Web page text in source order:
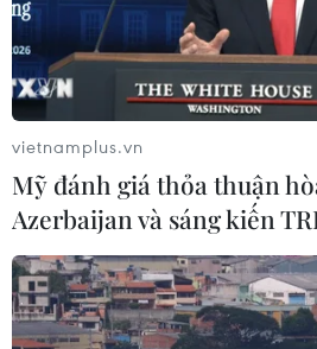
Công nghệ Robot Da
nâng cao năng lực phẫu thuật
chuyên sâu tại Bệnh viện K
06/08/2026 02:13
Cứu nạn thành công 30 ngư
tàu cá bị cháy trên vùng biển
Hòa
05/08/2026 03:58
vietnamplus.vn
Mỹ đánh giá thỏa thuận
Azerbaijan và sáng kiến